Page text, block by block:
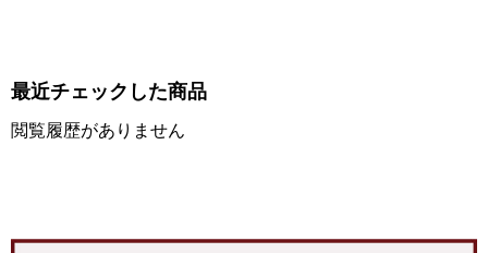
最近チェックした商品
閲覧履歴がありません